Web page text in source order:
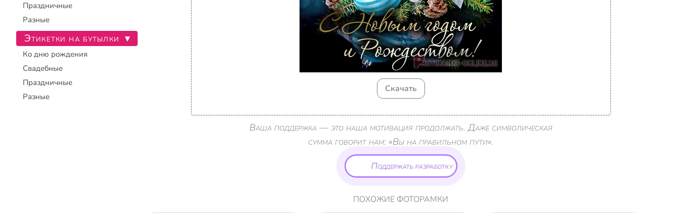
Скачать
Ваша поддержка — это наша мотивация продолжать. Даже символическая
сумма говорит нам: «Вы на правильном пути».
Поддержать разработку
ПОХОЖИЕ ФОТОРАМКИ
Праздничные
Разные
Этикетки на бутылки ▾
Ко дню рождения
Свадебные
Праздничные
Разные